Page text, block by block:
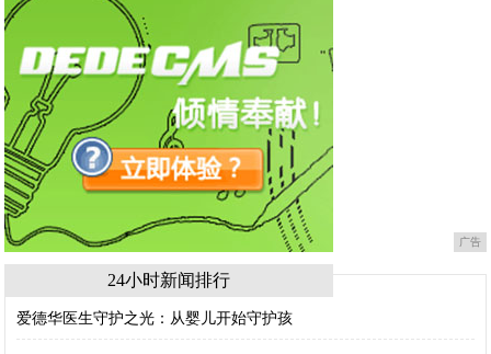
广告
24小时新闻排行
爱德华医生守护之光：从婴儿开始守护孩